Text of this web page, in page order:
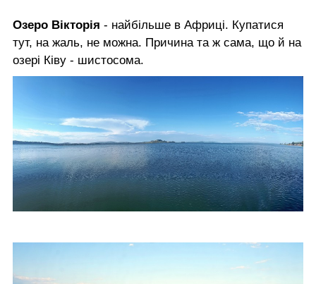
Озеро Вікторія - найбільше в Африці. Купатися
тут, на жаль, не можна. Причина та ж сама, що й на
озері Ківу - шистосома.